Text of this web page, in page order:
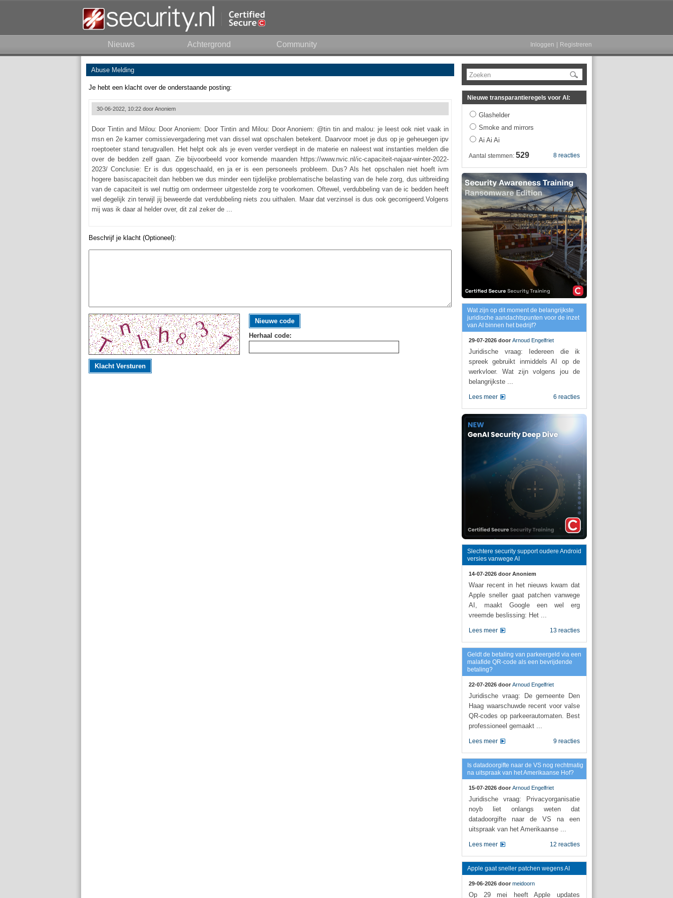
Nieuws Achtergrond Community Inloggen Registreren
Abuse Melding
Je hebt een klacht over de onderstaande posting:
30-06-2022, 10:22 doorAnoniem
Door Tintin and Milou: Door Anoniem: Door Tintin and Milou: Door Anoniem: @tin tin and malou: je leest ook niet vaak in
msn en 2e kamer comissievergadering met van dissel wat opschalen betekent. Daarvoor moet je dus op je geheuegen ipv
roeptoeter stand terugvallen. Het helpt ook als je even verder verdiept in de materie en naleest wat instanties melden die
over de bedden zelf gaan. Zie bijvoorbeeld voor komende maanden https://www.nvic.nl/ic-capaciteit-najaar-winter-2022-
2023/ Conclusie: Er is dus opgeschaald, en ja er is een personeels probleem. Dus? Als het opschalen niet hoeft ivm
hogere basiscapaciteit dan hebben we dus minder een tijdelijke problematische belasting van de hele zorg, dus uitbreiding
van de capaciteit is wel nuttig om ondermeer uitgestelde zorg te voorkomen. Oftewel, verdubbeling van de ic bedden heeft
wel degelijk zin terwijl jij beweerde dat verdubbeling niets zou uithalen. Maar dat verzinsel is dus ook gecorrigeerd.Volgens
mij was ik daar al helder over, dit zal zeker de ...
Beschrijf je klacht (Optioneel):
Nieuwe code
Herhaal code:
Klacht Versturen
Zoeken
Nieuwe transparantieregels voor AI:
Glashelder
Smoke and mirrors
Ai Ai Ai
8 reacties
Aantal stemmen: 529
Wat zijn op dit moment de belangrijkste
juridische aandachtspunten voor de inzet
van AI binnen het bedrijf?
29-07-2026 door Arnoud Engelfriet
Juridische vraag: Iedereen die ik
spreek gebruikt inmiddels AI op de
werkvloer. Wat zijn volgens jou de
belangrijkste ...
6 reacties
Lees meer
Slechtere security support oudere Android
versies vanwege AI
14-07-2026 door Anoniem
Waar recent in het nieuws kwam dat
Apple sneller gaat patchen vanwege
AI, maakt Google een wel erg
vreemde beslissing: Het ...
13 reacties
Lees meer
Geldt de betaling van parkeergeld via een
malafide QR-code als een bevrijdende
betaling?
22-07-2026 door Arnoud Engelfriet
Juridische vraag: De gemeente Den
Haag waarschuwde recent voor valse
QR-codes op parkeerautomaten. Best
professioneel gemaakt ...
9 reacties
Lees meer
Is datadoorgifte naar de VS nog rechtmatig
na uitspraak van het Amerikaanse Hof?
15-07-2026 door Arnoud Engelfriet
Juridische vraag: Privacyorganisatie
noyb liet onlangs weten dat
datadoorgifte naar de VS na een
uitspraak van het Amerikaanse ...
12 reacties
Lees meer
Apple gaat sneller patchen wegens AI
29-06-2026 door meidoorn
Op 29 mei heeft Apple updates